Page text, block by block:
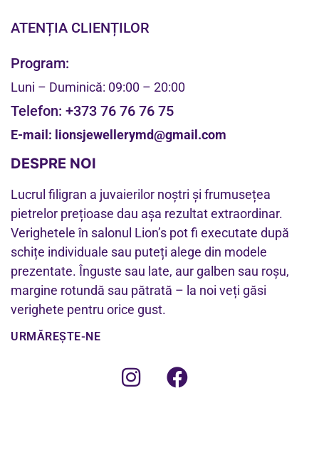
ATENȚIA CLIENȚILOR
Program:
Luni – Duminică: 09:00 – 20:00
Telefon: +373 76 76 76 75
E-mail: lionsjewellerymd@gmail.com
DESPRE NOI
Lucrul filigran a juvaierilor noștri și frumusețea
pietrelor prețioase dau așa rezultat extraordinar.
Verighetele în salonul Lion’s pot fi executate după
schițe individuale sau puteți alege din modele
prezentate. Înguste sau late, aur galben sau roșu,
margine rotundă sau pătrată – la noi veți găsi
verighete pentru orice gust.
URMĂREȘTE-NE